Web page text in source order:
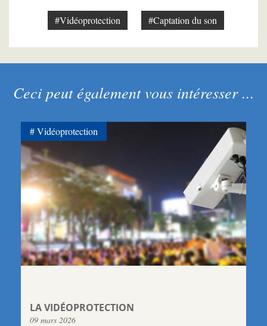
#Vidéoprotection #Captation du son
Ceci peut également vous intéresser ...
LA VIDÉOPROTECTION
09 mars 2026
Vidéoprotection